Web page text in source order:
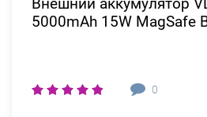
5000mAh 15W MagSafe
0